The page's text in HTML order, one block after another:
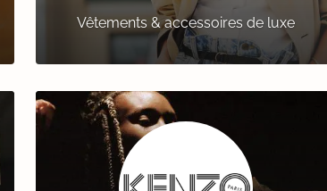
Vêtements & accessoires de luxe